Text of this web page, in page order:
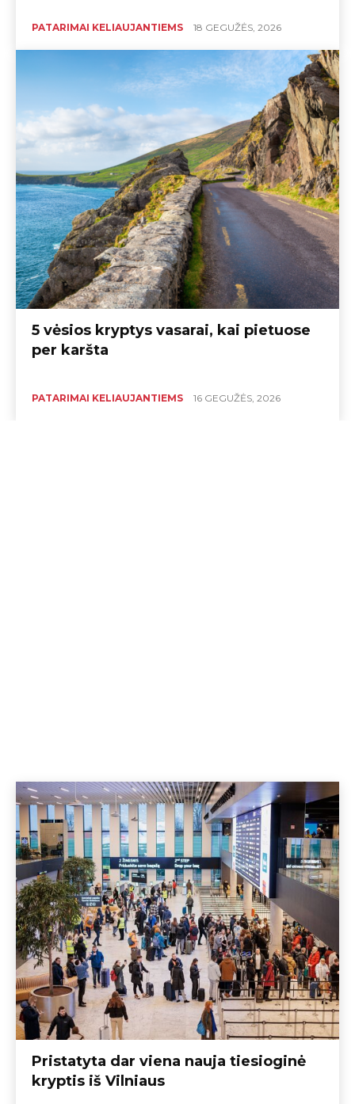
PATARIMAI KELIAUJANTIEMS 18 GEGUŽĖS, 2026
5 vėsios kryptys vasarai, kai pietuose
per karšta
PATARIMAI KELIAUJANTIEMS 16 GEGUŽĖS, 2026
Pristatyta dar viena nauja tiesioginė
kryptis iš Vilniaus